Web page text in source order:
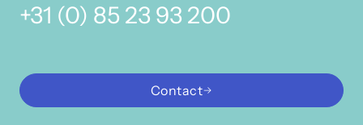
+31 (0) 85 23 93 200
Contact